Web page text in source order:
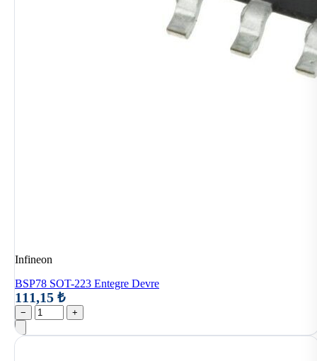
Infineon
BSP78 SOT-223 Entegre Devre
111,15 ₺
− +